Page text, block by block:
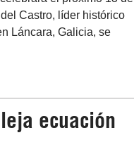
Castro, líder histórico
Láncara, Galicia, se
ecuación